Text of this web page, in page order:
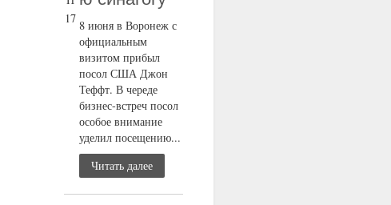
17 8 июня в Воронеж с
официальным
визитом прибыл
посол США Джон
Теффт. В череде
бизнес-встреч посол
особое внимание
уделил посещению...
Читать далее